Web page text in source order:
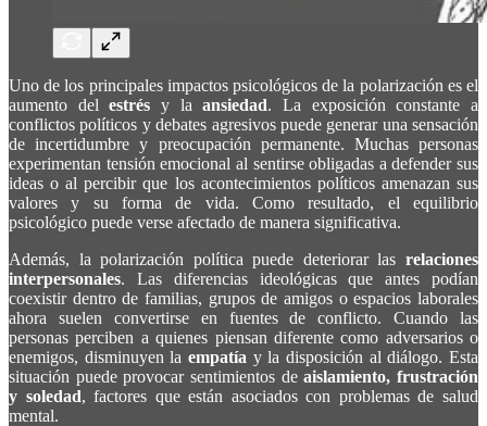
Uno de los principales impactos psicológicos de la polarización es el
aumento delestrés y laansiedad. La exposición constante a
conflictos políticos y debates agresivos puede generar una sensación
de incertidumbre y preocupación permanente. Muchas personas
experimentan tensión emocional al sentirse obligadas a defender sus
ideas o al percibir que los acontecimientos políticos amenazan sus
valores y su forma de vida. Como resultado, el equilibrio
psicológico puede verse afectado de manera significativa.
Además, la polarización política puede deteriorar las relaciones
interpersonales. Las diferencias ideológicas que antes podían
coexistir dentro de familias, grupos de amigos o espacios laborales
ahora suelen convertirse en fuentes de conflicto. Cuando las
personas perciben a quienes piensan diferente como adversarios o
enemigos, disminuyen la empatía y la disposición al diálogo. Esta
situación puede provocar sentimientos deaislamiento, frustración
y soledad, factores que están asociados con problemas de salud
mental.